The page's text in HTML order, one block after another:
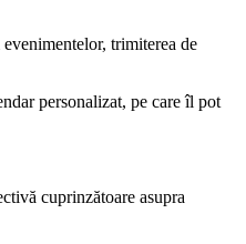
trimiterea de
personalizat, pe care îl pot
cuprinzătoare asupra